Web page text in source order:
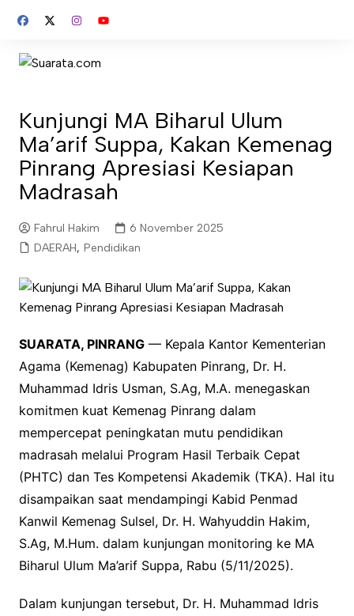
Kunjungi MA Biharul Ulum
Ma’arif Suppa, Kakan Kemenag
Pinrang Apresiasi Kesiapan
Madrasah
Fahrul Hakim
6 November 2025
DAERAH, Pendidikan
SUARATA, PINRANG— Kepala Kantor Kementerian
Agama (Kemenag) Kabupaten Pinrang, Dr. H.
Muhammad Idris Usman, S.Ag, M.A. menegaskan
komitmen kuat Kemenag Pinrang dalam
mempercepat peningkatan mutu pendidikan
madrasah melalui Program Hasil Terbaik Cepat
(PHTC) dan Tes Kompetensi Akademik (TKA). Hal itu
disampaikan saat mendampingi Kabid Penmad
Kanwil Kemenag Sulsel, Dr. H. Wahyuddin Hakim,
S.Ag, M.Hum. dalam kunjungan monitoring ke MA
Biharul Ulum Ma’arif Suppa, Rabu (5/11/2025).
Dalam kunjungan tersebut, Dr. H. Muhammad Idris